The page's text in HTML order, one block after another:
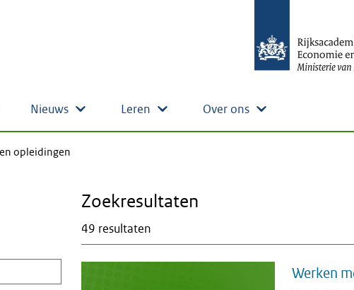
Nieuws Leren Over ons
opleidingen
Zoekresultaten
49 resultaten
Werken